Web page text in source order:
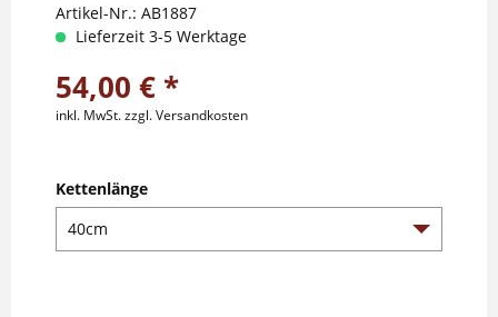
Artikel-Nr.: AB1887
Lieferzeit 3-5 Werktage
54,00 € *
inkl. MwSt.zzgl. Versandkosten
Kettenlänge